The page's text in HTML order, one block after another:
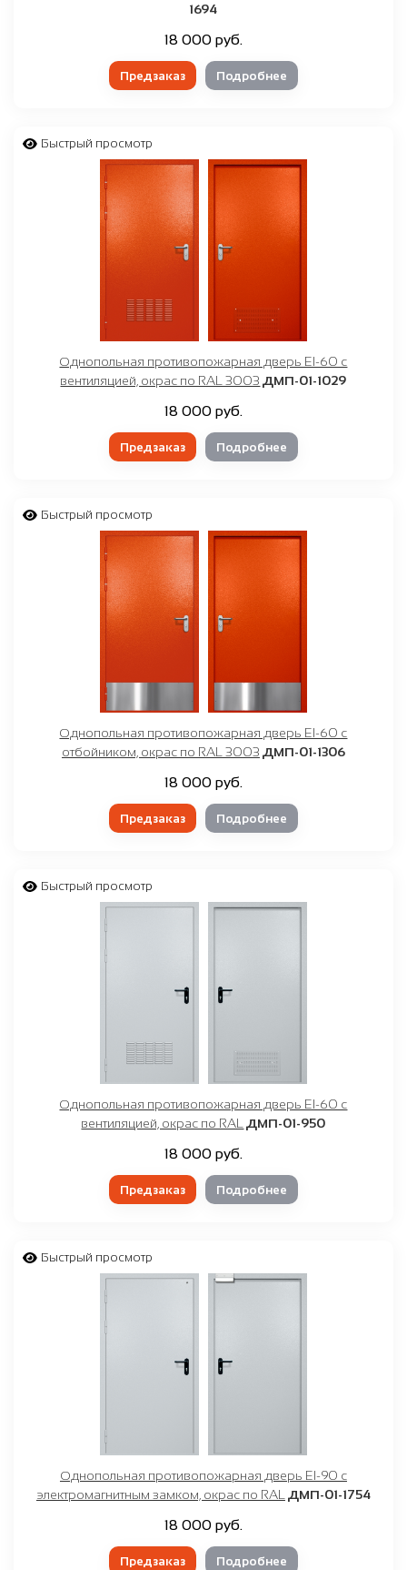
1694
18 000 руб.
Предзаказ Подробнее
Быстрый просмотр
Однопольная противопожарная дверь EI-60 с
вентиляцией, окрас по RAL 3003 ДМП-01-1029
18 000 руб.
Предзаказ Подробнее
Быстрый просмотр
Однопольная противопожарная дверь EI-60 с
отбойником, окрас по RAL 3003 ДМП-01-1306
18 000 руб.
Предзаказ Подробнее
Быстрый просмотр
Однопольная противопожарная дверь EI-60 с
вентиляцией, окрас по RAL ДМП-01-950
18 000 руб.
Предзаказ Подробнее
Быстрый просмотр
Однопольная противопожарная дверь EI-90 с
электромагнитным замком, окрас по RAL ДМП-01-1754
18 000 руб.
Предзаказ Подробнее